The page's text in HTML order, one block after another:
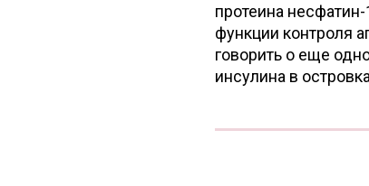
протеина
функции контроля
говорить о еще
инсулина в